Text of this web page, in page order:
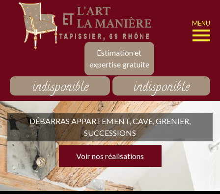
Estimation et
expertise gratuite
MENU
indisponible indisponible
DÉBARRAS APPARTEMENT, CAVE, GRENIER,
SUCCESSIONS
Voir nos réalisations